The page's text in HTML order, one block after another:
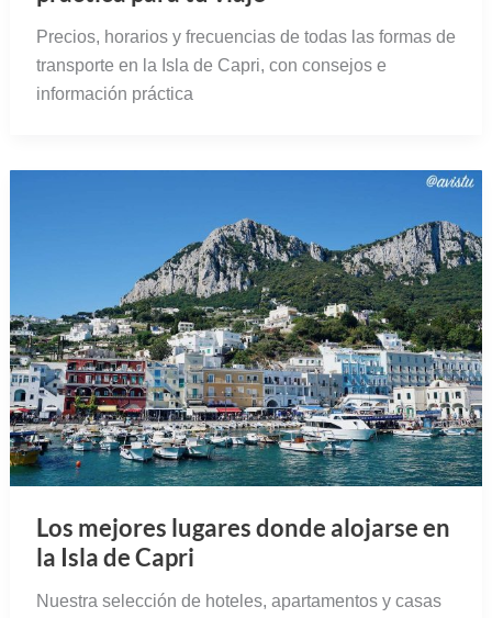
Precios, horarios y frecuencias de todas las formas de
transporte en la Isla de Capri, con consejos e
información práctica
Los mejores lugares donde alojarse en
la Isla de Capri
Nuestra selección de hoteles, apartamentos y casas